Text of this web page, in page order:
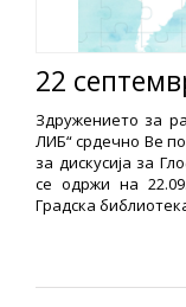
Здружението за
ЛИБ“ срдечно Ве
за дискусија за
се одржи на
Градска